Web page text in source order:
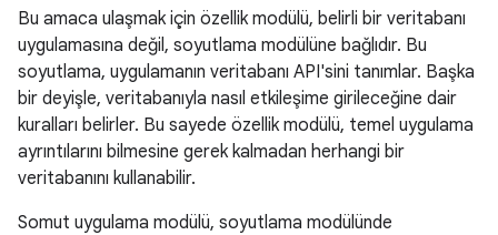
Bu amaca ulaşmak için özellik modülü, belirli bir veritabanı
uygulamasına değil, soyutlama modülüne bağlıdır. Bu
soyutlama, uygulamanın veritabanı API'sini tanımlar. Başka
bir deyişle, veritabanıyla nasıl etkileşime girileceğine dair
kuralları belirler. Bu sayede özellik modülü, temel uygulama
ayrıntılarını bilmesine gerek kalmadan herhangi bir
veritabanını kullanabilir.
Somut uygulama modülü, soyutlama modülünde